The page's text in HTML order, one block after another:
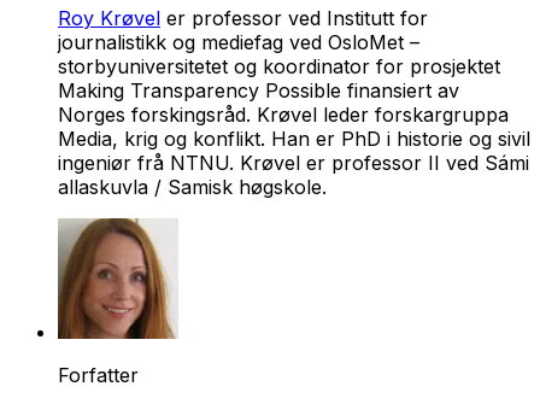
Roy Krøvel er professor ved Institutt for
journalistikk og mediefag ved OsloMet –
storbyuniversitetet og koordinator for prosjektet
Making Transparency Possible finansiert av
Norges forskingsråd. Krøvel leder forskargruppa
Media, krig og konflikt. Han er PhD i historie og sivil
ingeniør frå NTNU. Krøvel er professor II ved Sámi
allaskuvla / Samisk høgskole.
Forfatter